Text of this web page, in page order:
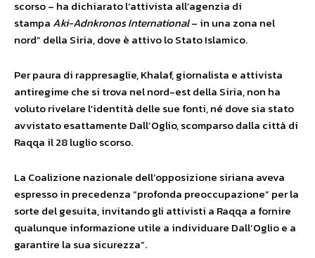
scorso – ha dichiarato l’attivista all’agenzia di
stampa Aki-Adnkronos International– in una zona nel
nord” della Siria, dove è attivo lo Stato Islamico.
Per paura di rappresaglie, Khalaf, giornalista e attivista
antiregime che si trova nel nord-est della Siria, non ha
voluto rivelare l’identità delle sue fonti, né dove sia stato
avvistato esattamente Dall’Oglio, scomparso dalla città di
Raqqa il 28 luglio scorso.
La Coalizione nazionale dell’opposizione siriana aveva
espresso in precedenza “profonda preoccupazione” per la
sorte del gesuita, invitando gli attivisti a Raqqa a fornire
qualunque informazione utile a individuare Dall’Oglio e a
garantire la sua sicurezza”.